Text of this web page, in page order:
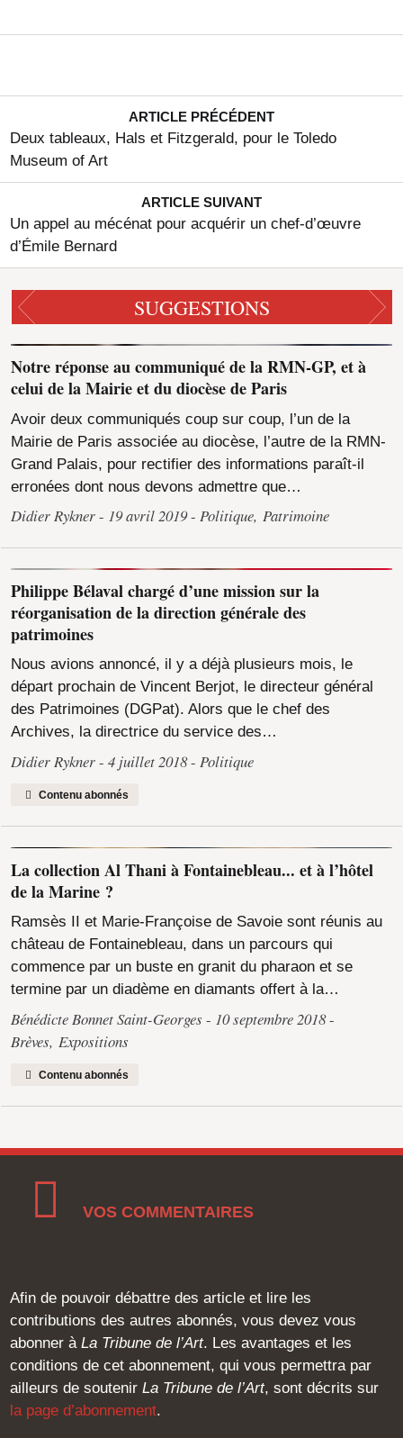
ARTICLE PRÉCÉDENT
Deux tableaux, Hals et Fitzgerald, pour le Toledo
Museum of Art
ARTICLE SUIVANT
Un appel au mécénat pour acquérir un chef-d’œuvre
d’Émile Bernard
SUGGESTIONS
Notre réponse au communiqué de la RMN-GP, et à
celui de la Mairie et du diocèse de Paris
Avoir deux communiqués coup sur coup, l’un de la
Mairie de Paris associée au diocèse, l’autre de la RMN-
Grand Palais, pour rectifier des informations paraît-il
erronées dont nous devons admettre que…
Didier Rykner 19 avril 2019 Politique,Patrimoine
Philippe Bélaval chargé d’une mission sur la
réorganisation de la direction générale des
patrimoines
Nous avions annoncé, il y a déjà plusieurs mois, le
départ prochain de Vincent Berjot, le directeur général
des Patrimoines (DGPat). Alors que le chef des
Archives, la directrice du service des…
Didier Rykner 4 juillet 2018 Politique
Contenu abonnés
La collection Al Thani à Fontainebleau... et à l’hôtel
de la Marine ?
Ramsès II et Marie-Françoise de Savoie sont réunis au
château de Fontainebleau, dans un parcours qui
commence par un buste en granit du pharaon et se
termine par un diadème en diamants offert à la…
Bénédicte Bonnet Saint-Georges 10 septembre 2018
Brèves,Expositions
Contenu abonnés
VOS COMMENTAIRES
Afin de pouvoir débattre des article et lire les
contributions des autres abonnés, vous devez vous
abonner àLa Tribune de l’Art. Les avantages et les
conditions de cet abonnement, qui vous permettra par
ailleurs de soutenirLa Tribune de l’Art, sont décrits sur
la page d’abonnement.